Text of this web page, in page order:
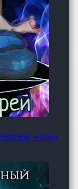
Ильи